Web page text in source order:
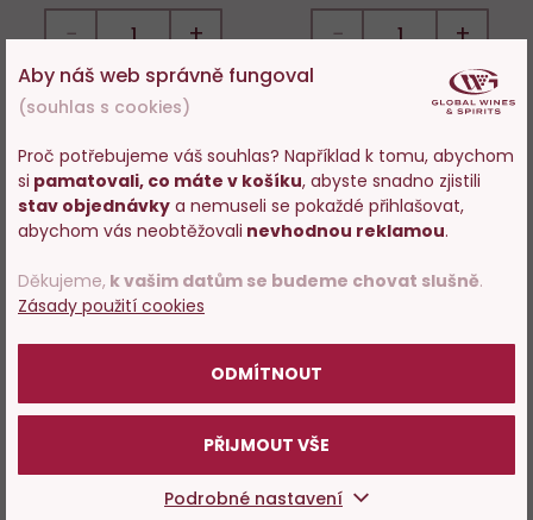
− +
DO KOŠÍKU
− +
Akce
Sleva
35 %
Vilarnau Cava Brut Reserva
Pouze na prodejně
Do
Novinka
Vilarnau Cava Gran Reserva
Vintage Albert de Vilarnau
Skladem 28 ks
Aby náš web správně fungoval
(souhlas s cookies)
Proč potřebujeme váš souhlas? Například k tomu, abychom
si pamatovali, co máte v košíku, abyste snadno zjistili
stav objednávky a nemuseli se pokaždé přihlašovat,
abychom vás neobtěžovali nevhodnou reklamou.
Děkujeme, k vašim datům se budeme chovat slušně.
Zásady použití cookies
ODMÍTNOUT
PŘIJMOUT VŠE
Podrobné nastavení
Vstupujete na stránky
s prodejem alkoholu. Prosím